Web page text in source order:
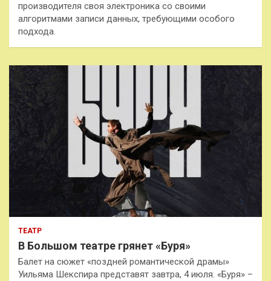
производителя своя электроника со своими
алгоритмами записи данных, требующими особого
подхода.
ТЕАТР
В Большом театре грянет «Буря»
Балет на сюжет «поздней романтической драмы»
Уильяма Шекспира представят завтра, 4 июля. «Буря» –